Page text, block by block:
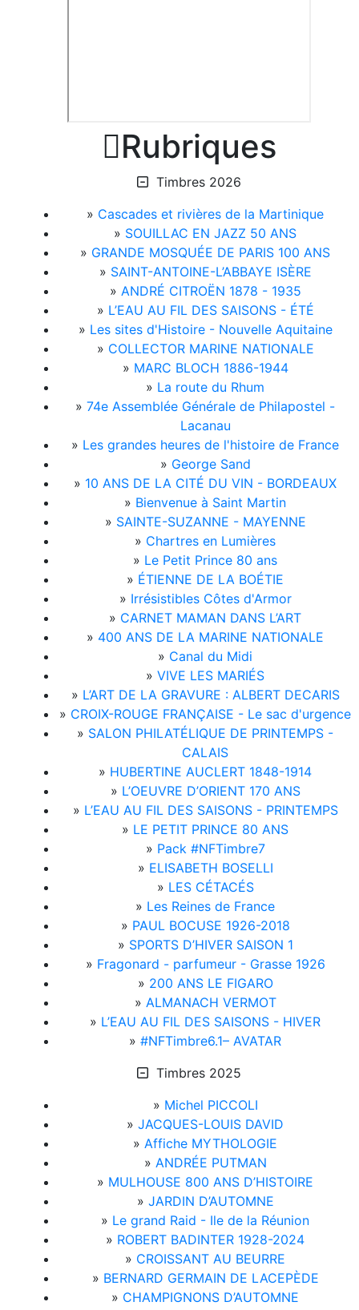
Rubriques
Timbres 2026
» Cascades et rivières de la Martinique
» SOUILLAC EN JAZZ 50 ANS
» GRANDE MOSQUÉE DE PARIS 100 ANS
» SAINT-ANTOINE-L’ABBAYE ISÈRE
» ANDRÉ CITROËN 1878 - 1935
» L’EAU AU FIL DES SAISONS - ÉTÉ
» Les sites d'Histoire - Nouvelle Aquitaine
» COLLECTOR MARINE NATIONALE
» MARC BLOCH 1886-1944
» La route du Rhum
» 74e Assemblée Générale de Philapostel -
Lacanau
» Les grandes heures de l'histoire de France
» George Sand
» 10 ANS DE LA CITÉ DU VIN - BORDEAUX
» Bienvenue à Saint Martin
» SAINTE-SUZANNE - MAYENNE
» Chartres en Lumières
» Le Petit Prince 80 ans
» ÉTIENNE DE LA BOÉTIE
» Irrésistibles Côtes d'Armor
» CARNET MAMAN DANS L’ART
» 400 ANS DE LA MARINE NATIONALE
» Canal du Midi
» VIVE LES MARIÉS
» L’ART DE LA GRAVURE : ALBERT DECARIS
» CROIX-ROUGE FRANÇAISE - Le sac d'urgence
» SALON PHILATÉLIQUE DE PRINTEMPS -
CALAIS
» HUBERTINE AUCLERT 1848-1914
» L’OEUVRE D’ORIENT 170 ANS
» L’EAU AU FIL DES SAISONS - PRINTEMPS
» LE PETIT PRINCE 80 ANS
» Pack #NFTimbre7
» ELISABETH BOSELLI
» LES CÉTACÉS
» Les Reines de France
» PAUL BOCUSE 1926-2018
» SPORTS D’HIVER SAISON 1
» Fragonard - parfumeur - Grasse 1926
» 200 ANS LE FIGARO
» ALMANACH VERMOT
» L’EAU AU FIL DES SAISONS - HIVER
» #NFTimbre6.1– AVATAR
Timbres 2025
» Michel PICCOLI
» JACQUES-LOUIS DAVID
» Affiche MYTHOLOGIE
» ANDRÉE PUTMAN
» MULHOUSE 800 ANS D’HISTOIRE
» JARDIN D’AUTOMNE
» Le grand Raid - Ile de la Réunion
» ROBERT BADINTER 1928-2024
» CROISSANT AU BEURRE
» BERNARD GERMAIN DE LACEPÈDE
» CHAMPIGNONS D’AUTOMNE